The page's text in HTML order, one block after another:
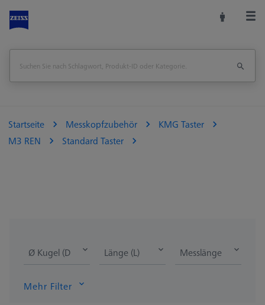
Startseite Messkopfzubehör
KMG Taster
M3 REN
Standard Taster
Ø Kugel (DK) Länge (L) Messlänge (ML)
Mehr Filter